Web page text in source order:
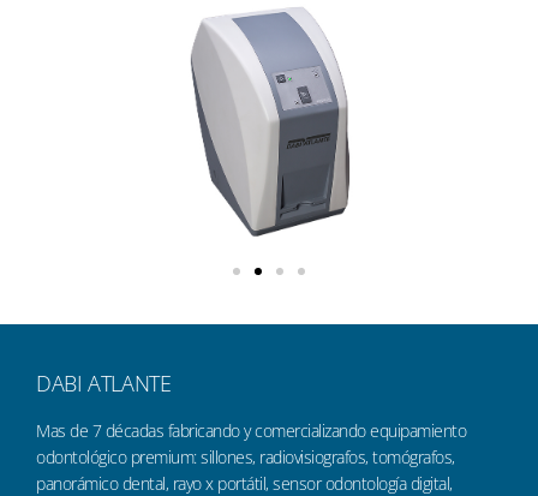
DABI ATLANTE
Mas de 7 décadas fabricando y comercializando equipamiento
odontológico premium: sillones, radiovisiografos, tomógrafos,
panorámico dental, rayo x portátil, sensor odontología digital,